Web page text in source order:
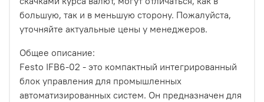
большую, так и в меньшую сторону. Пожалуйста,
уточняйте актуальные цены у менеджеров.
Общее описание:
Festo IFB6-02 - это компактный интегрированный
блок управления для промышленных
автоматизированных систем. Он предназначен для